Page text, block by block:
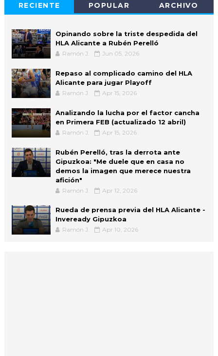
RECIENTE POPULAR ARCHIVO
Opinando sobre la triste despedida del
HLA Alicante a Rubén Perelló
Ramón J. Jun 05, 2026
Repaso al complicado camino del HLA
Alicante para jugar Playoff
Ramón J. Apr 15, 2026
Analizando la lucha por el factor cancha
en Primera FEB (actualizado 12 abril)
Ramón J. Apr 15, 2026
Rubén Perelló, tras la derrota ante
Gipuzkoa: "Me duele que en casa no
demos la imagen que merece nuestra
afición"
Ramón J. Apr 12, 2026
Rueda de prensa previa del HLA Alicante -
Inveready Gipuzkoa
Ramón J. Apr 10, 2026